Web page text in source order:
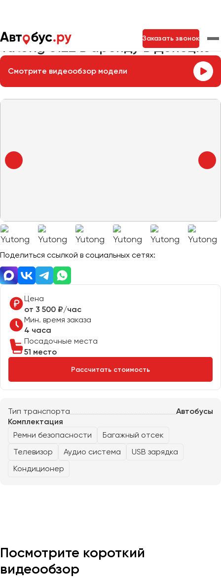
Заказать звонок
Главная Автопарк Yutong 6122
Yutong 6122 в аренду в Донецке
Смотрите видеообзор модели
Поделиться ссылкой в социальных сетях:
Цена
от 3 500 ₽/час
Мин. время заказа
4 часа
Посадочные места
51 место
Рассчитать стоимость
Тип транспорта
Автобусы
Комплектация
Ремни безопасности
Багажный отсек
Телевизор
Аудио система
USB зарядка
Кондиционер
Посмотрите короткий
видеообзор
Москва Санкт-Петербург
Великий Новгород
Владивосток
Владикавказ
Владимир
Волгоград
Волжский
Вологда
Воронеж
Донецк
Иваново
Казань
Краснодар
Курган
Отправить заявку
Нажимая на кнопку, вы соглашаетесь сполитикой
Отправить заявку
Нажимая на кнопку, вы соглашаетесь с
конфиденциальности